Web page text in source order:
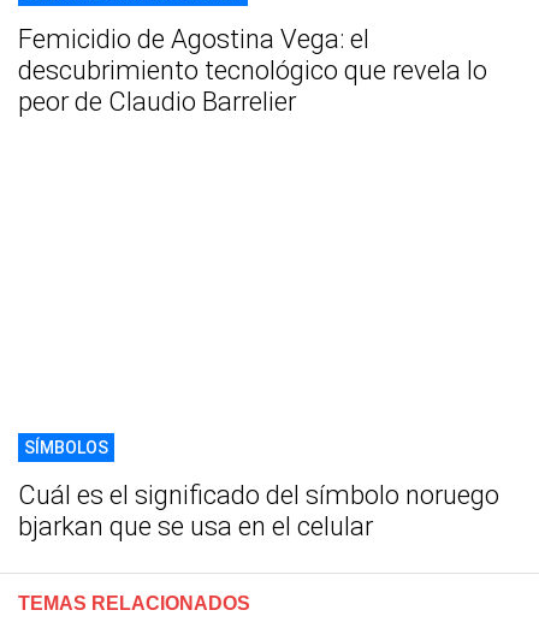
Femicidio de Agostina Vega: el
descubrimiento tecnológico que revela lo
peor de Claudio Barrelier
SÍMBOLOS
Cuál es el significado del símbolo noruego
bjarkan que se usa en el celular
TEMAS RELACIONADOS